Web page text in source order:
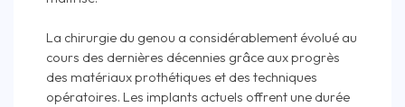
La chirurgie du genou a considérablement évolué au
cours des dernières décennies grâce aux progrès
des matériaux prothétiques et des techniques
opératoires. Les implants actuels offrent une durée